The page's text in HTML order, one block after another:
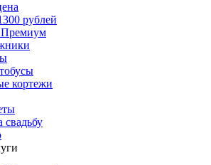
рублей
Премиум
кортежи
свадьбу